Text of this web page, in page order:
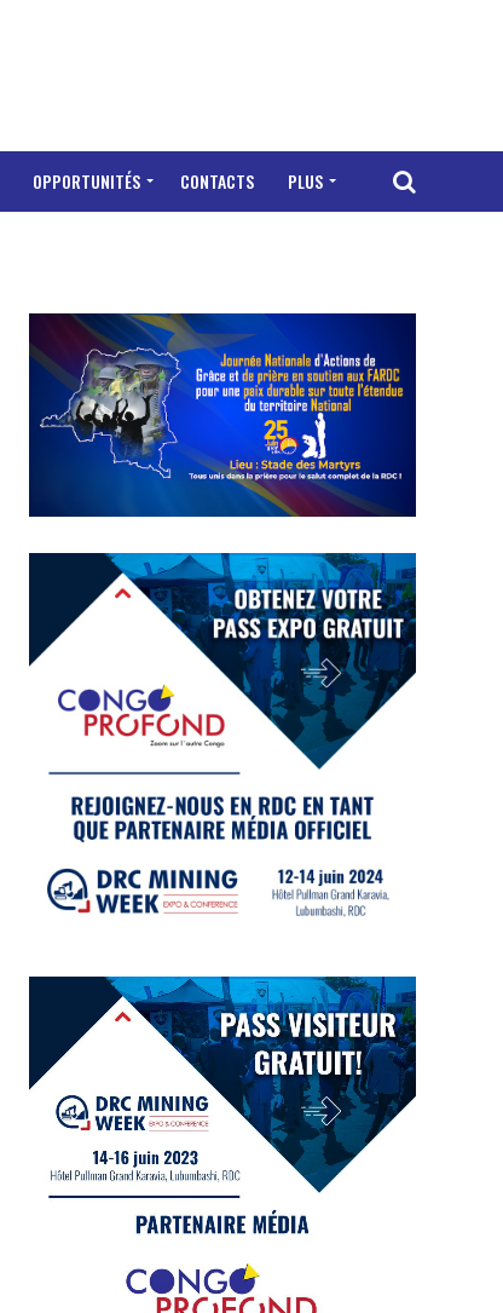
OPPORTUNITÉS CONTACTS PLUS